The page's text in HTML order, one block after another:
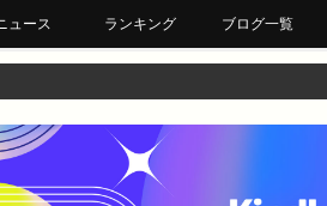
ュース ランキング ブログ一覧